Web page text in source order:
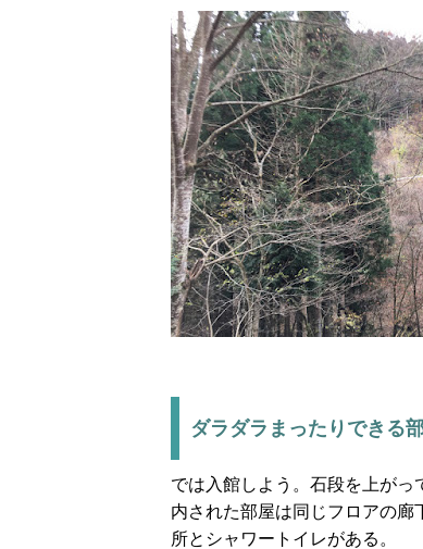
ダラダラまったりできる
では入館しよう。石段を上が
内された部屋は同じフロアの
所とシャワートイレがある。